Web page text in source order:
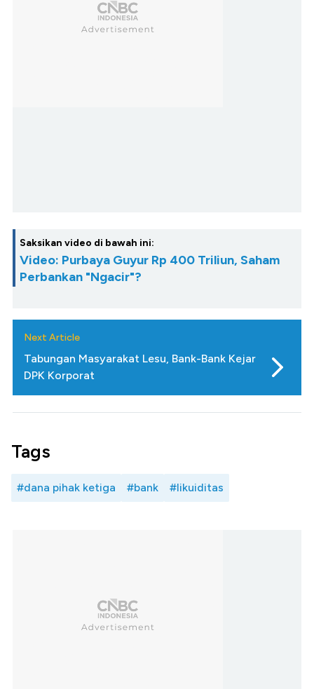
Saksikan video di bawah ini:
Video: Purbaya Guyur Rp 400 Triliun, Saham
Perbankan "Ngacir"?
Next Article
Tabungan Masyarakat Lesu, Bank-Bank Kejar
DPK Korporat
Tags
#dana pihak ketiga #bank #likuiditas